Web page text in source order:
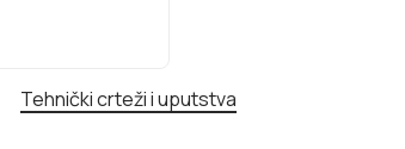
Tehnički crteži i uputstva